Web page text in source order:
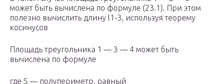
может быть вычислена по формуле (23.1). При этом
полезно вычислить длину l1-3, используя теорему
косинусов
Площадь треугольника 1 — 3 — 4 может быть
вычислена по формуле
где S — полупериметр, равный